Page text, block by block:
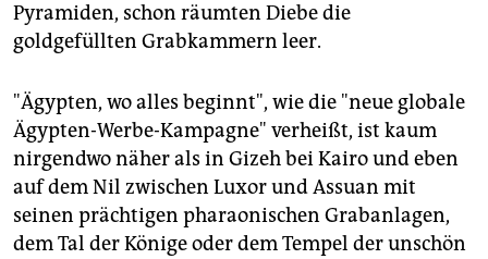
Pyramiden, schon räumten Diebe die
goldgefüllten Grabkammern leer.
"Ägypten, wo alles beginnt", wie die "neue globale
Ägypten-Werbe-Kampagne" verheißt, ist kaum
nirgendwo näher als in Gizeh bei Kairo und eben
auf dem Nil zwischen Luxor und Assuan mit
seinen prächtigen pharaonischen Grabanlagen,
dem Tal der Könige oder dem Tempel der unschön